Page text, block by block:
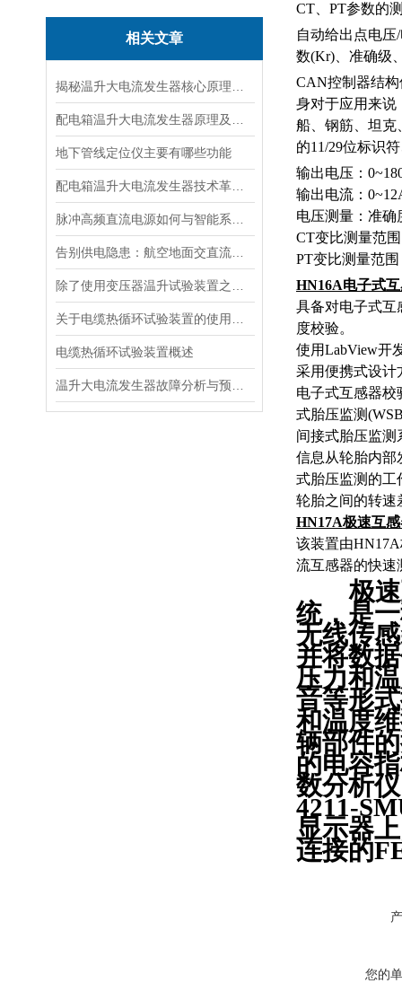
相关文章
地下管线定位仪主要有哪些功能
电缆热循环试验装置概述
CT、PT参数的
自动给出点电压
数(Kr)、准确级
CAN控制器结
身对于应用来说
船、钢筋、坦克
的11/29位标识
输出电压：
输出电流：
电压测量：准确
CT变比测量范
PT变比测量范围
HN16A电子式
具备对电子式互
度校验。
使用LabView开
采用便携式设计
电子式互感器校
式胎压监测
间接式胎压监
信息从轮胎内部
式胎压监测的工
轮胎之间的转速
HN17A极速互
该装置由HN17A
流互感器的快速
极
统，是
无线传
并将数
压力和
音等形
和温度
辆部件
的电容
数分析
4211-
显示器
连接的
您的